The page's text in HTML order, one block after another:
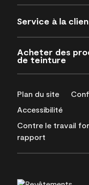
Service à la
Acheter des
de teinture
Plan du site
Accessibilité
Contre le travail
rapport